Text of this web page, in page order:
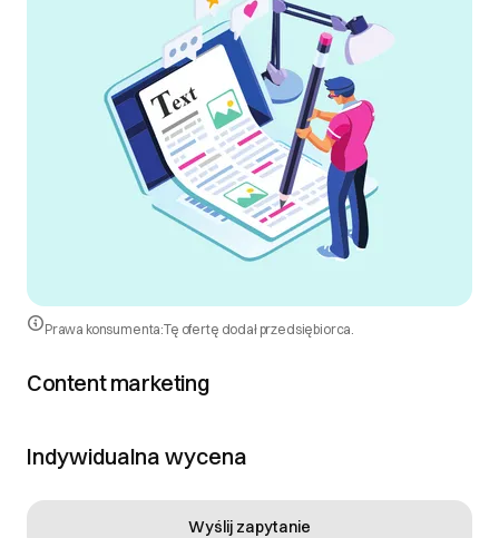
Prawa konsumenta:Tę ofertę dodał przedsiębiorca.
Content marketing
Indywidualna wycena
Wyślij zapytanie